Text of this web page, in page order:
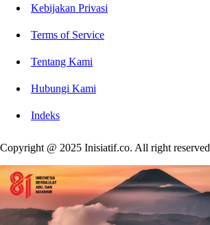
Kebijakan Privasi
Terms of Service
Tentang Kami
Hubungi Kami
Indeks
Copyright @ 2025 Inisiatif.co. All right reserved